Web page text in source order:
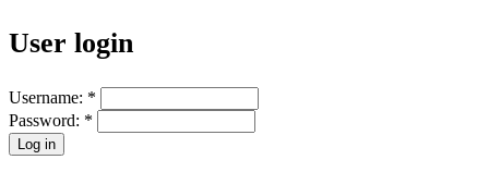
User login
Username: *
Password: *